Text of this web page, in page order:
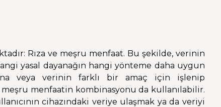
Rıza ve meşru menfaat. Bu şekilde, verinin
yasal dayanağın hangi yönteme daha uygun
veya verinin farklı bir amaç için işlenip
meşru menfaatin kombinasyonu da kullanılabilir.
cihazındaki veriye ulaşmak ya da veriyi